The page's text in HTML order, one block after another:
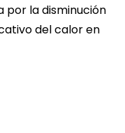
la disminución
del calor en